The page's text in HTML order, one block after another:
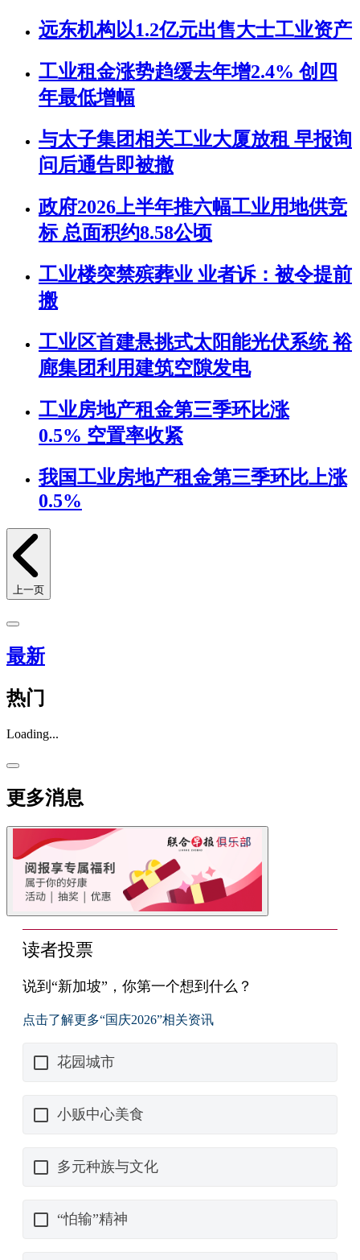
远东机构以1.2亿元出售大士工业资产
工业租金涨势趋缓去年增2.4% 创四
年最低增幅
与太子集团相关工业大厦放租 早报询
问后通告即被撤
政府2026上半年推六幅工业用地供竞
标 总面积约8.58公顷
工业楼突禁殡葬业 业者诉：被令提前
搬
工业区首建悬挑式太阳能光伏系统 裕
廊集团利用建筑空隙发电
工业房地产租金第三季环比涨
0.5% 空置率收紧
我国工业房地产租金第三季环比上涨
0.5%
上一页
最新
热门
Loading...
更多消息